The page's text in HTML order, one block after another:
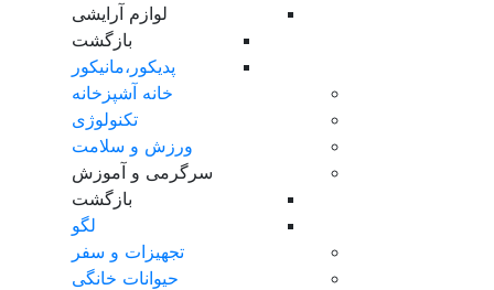
لوازم آرایشی
بازگشت
پدیکور،مانیکور
خانه آشپزخانه
تکنولوژی
ورزش و سلامت
سرگرمی و آموزش
بازگشت
لگو
تجهیزات و سفر
حیوانات خانگی